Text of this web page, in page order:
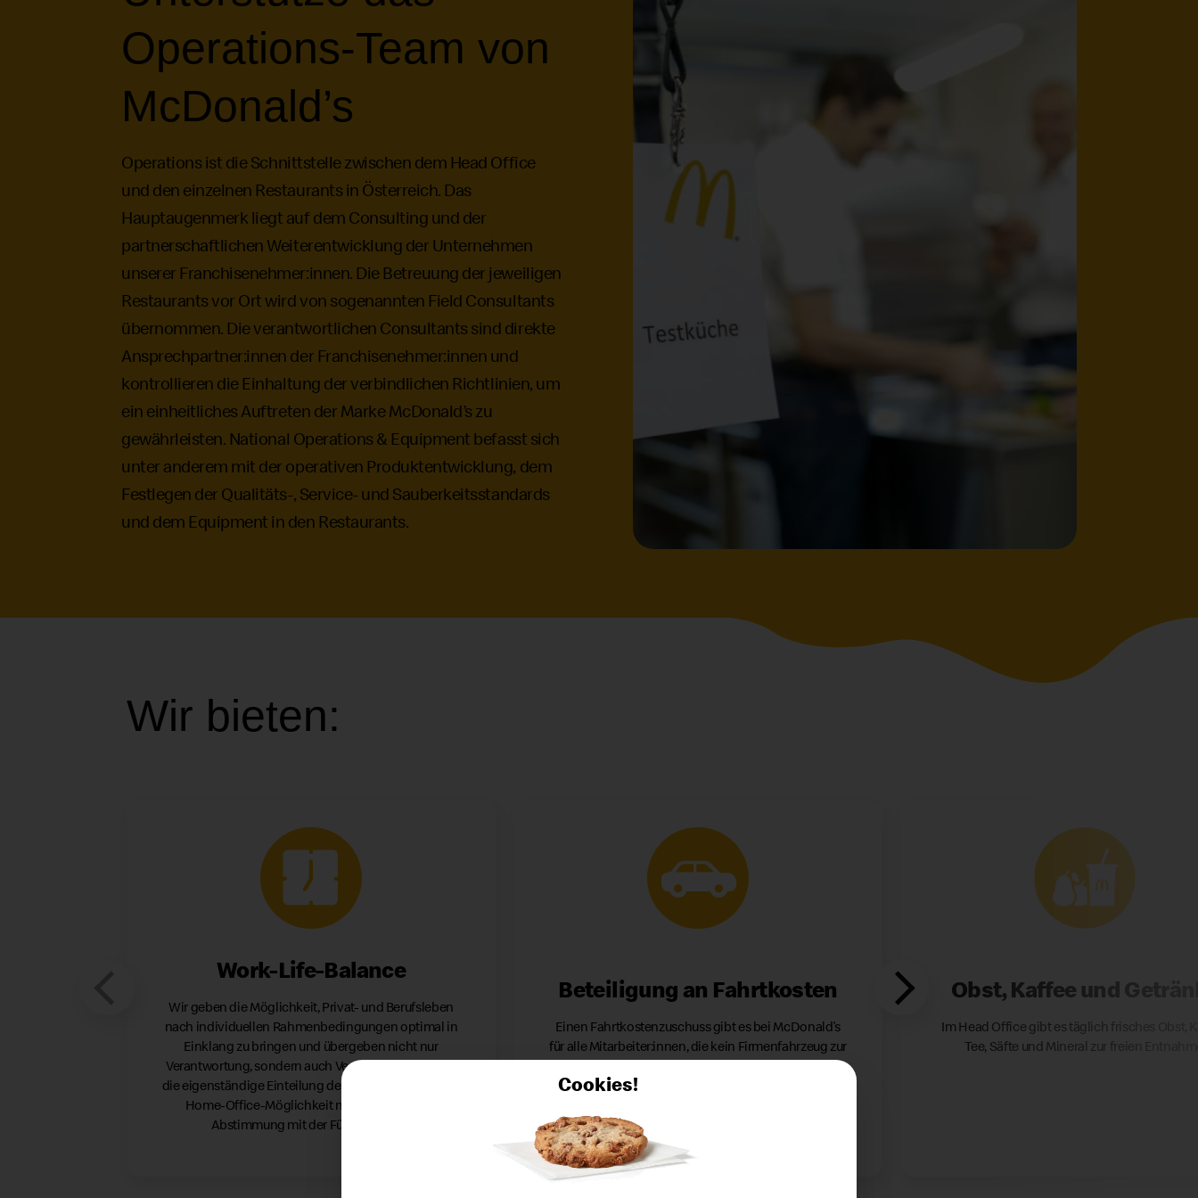
Operations-Team von
McDonald’s
Operationsist die Schnittstelle zwischen dem Head Office
und den einzelnen Restaurants in Österreich. Das
Hauptaugenmerk liegt auf dem Consulting und der
partnerschaftlichen Weiterentwicklung der Unternehmen
unserer Franchisenehmer:innen. Die Betreuung der jeweiligen
Restaurants vor Ort wird von sogenannten Field Consultants
übernommen. Die verantwortlichen Consultants sind direkte
Ansprechpartner:innen der Franchisenehmer:innen und
kontrollieren die Einhaltung der verbindlichen Richtlinien, um
ein einheitliches Auftreten der MarkeMcDonald’szu
gewährleisten. National Operations& Equipment befasst sich
unter anderem mit der operativen Produktentwicklung, dem
Festlegen der Qualitäts-, Service- und Sauberkeitsstandards
und dem Equipment in den Restaurants.
Wir bieten:
Work-Life-Balance
Wir geben die Möglichkeit, Privat- und Berufsleben
nach individuellen Rahmenbedingungen optimal in
Einklang zu bringen und übergeben nicht nur
Verantwortung, sondern auch Vertrauen, etwa durch
die eigenständige Einteilung der Arbeitszeiten, sowie
Home-Office-Möglichkeit nach individueller
Abstimmung mit der Führungskraft.
Beteiligung an Fahrtkosten
Einen Fahrtkostenzuschuss gibt es bei McDonald’s
für alle Mitarbeiter:innen, die kein Firmenfahrzeug zur
Obst, Kaffee und
Im Head Office gibt es täglich frisches Obst,
Tee, Säfte und Mineral zur freien
Cookies!